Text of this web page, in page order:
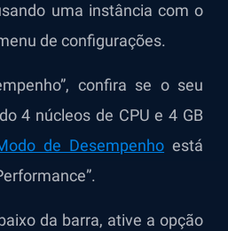
uma instância com o
de configurações.
confira se o seu
4 núcleos de CPU e 4 GB
de Desempenho está
da barra, ative a opção